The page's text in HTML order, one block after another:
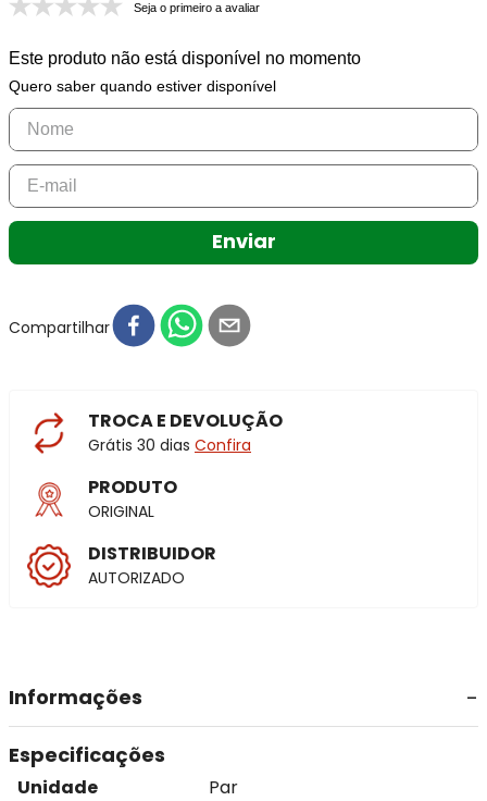
Seja o primeiro a avaliar
Este produto não está disponível no momento
Quero saber quando estiver disponível
Enviar
Compartilhar
TROCA E DEVOLUÇÃO
Grátis 30 dias Confira
PRODUTO
ORIGINAL
DISTRIBUIDOR
AUTORIZADO
Informações
Especificações
Unidade
Par